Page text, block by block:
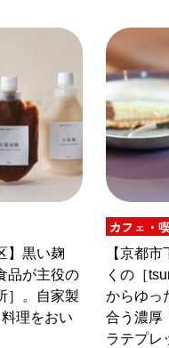
MENU
が好き
やつクラブ
のはなし
】黒い麹
品が主役の
］。自家製
理をおい
カフェ・
【京都
くの［
からゆっ
合う濃厚
ラテプレ